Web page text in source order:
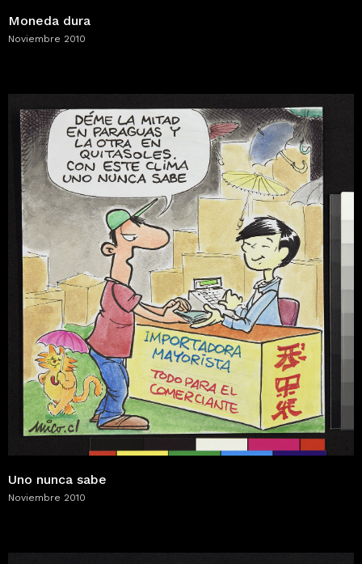
Moneda dura
Noviembre 2010
Uno nunca sabe
Noviembre 2010